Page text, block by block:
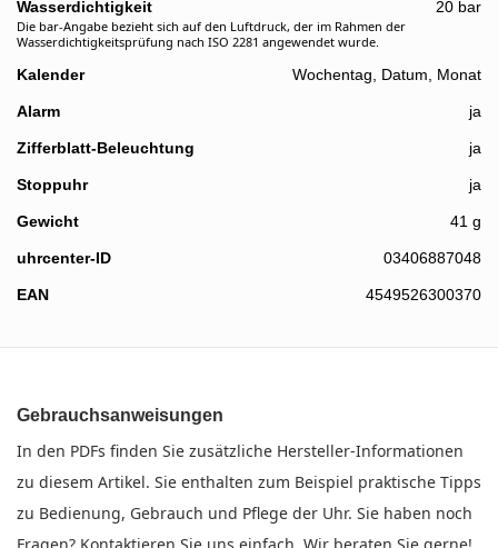
Wasserdichtigkeit 20 bar
Die bar-Angabe bezieht sich auf den Luftdruck, der im Rahmen der
Wasserdichtigkeitsprüfung nach ISO 2281 angewendet wurde.
Kalender Wochentag, Datum, Monat
Alarm ja
Zifferblatt-Beleuchtung ja
Stoppuhr ja
Gewicht 41 g
uhrcenter-ID 03406887048
EAN 4549526300370
Gebrauchsanweisungen
In den PDFs finden Sie zusätzliche Hersteller-Informationen
zu diesem Artikel. Sie enthalten zum Beispiel praktische Tipps
zu Bedienung, Gebrauch und Pflege der Uhr. Sie haben noch